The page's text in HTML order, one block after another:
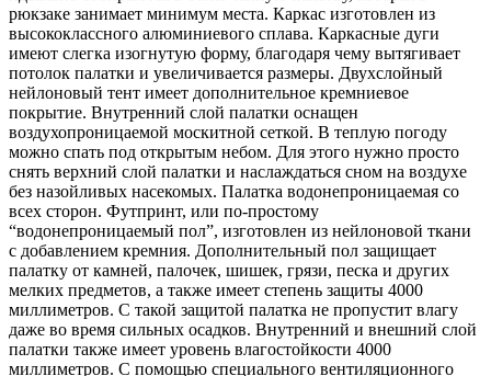
рюкзаке занимает минимум места. Каркас изготовлен из
высококлассного алюминиевого сплава. Каркасные дуги
имеют слегка изогнутую форму, благодаря чему вытягивает
потолок палатки и увеличивается размеры. Двухслойный
нейлоновый тент имеет дополнительное кремниевое
покрытие. Внутренний слой палатки оснащен
воздухопроницаемой москитной сеткой. В теплую погоду
можно спать под открытым небом. Для этого нужно просто
снять верхний слой палатки и наслаждаться сном на воздухе
без назойливых насекомых. Палатка водонепроницаемая со
всех сторон. Футпринт, или по-простому
“водонепроницаемый пол”, изготовлен из нейлоновой ткани
с добавлением кремния. Дополнительный пол защищает
палатку от камней, палочек, шишек, грязи, песка и других
мелких предметов, а также имеет степень защиты 4000
миллиметров. С такой защитой палатка не пропустит влагу
даже во время сильных осадков. Внутренний и внешний слой
палатки также имеет уровень влагостойкости 4000
миллиметров. С помощью специального вентиляционного